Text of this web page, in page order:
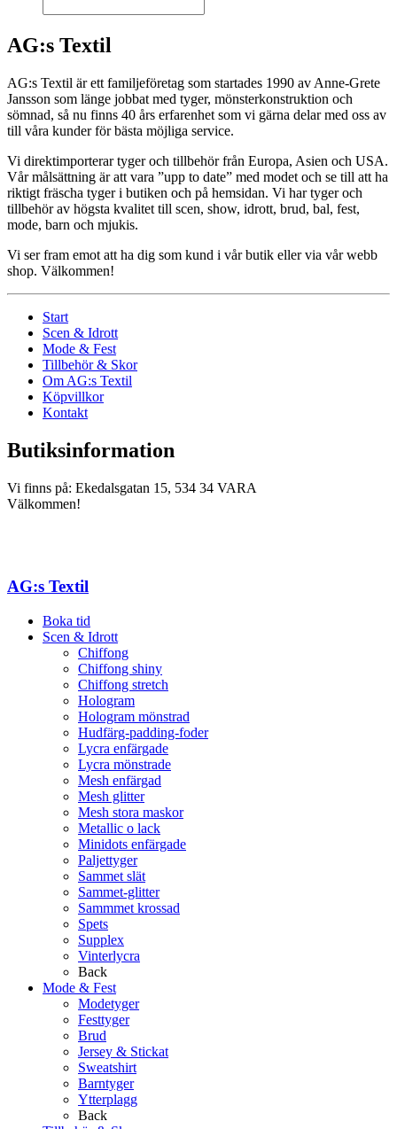
AG:s Textil
AG:s Textil är ett familjeföretag som startades 1990 av Anne-Grete
Jansson som länge jobbat med tyger, mönsterkonstruktion och
sömnad, så nu finns 40 års erfarenhet som vi gärna delar med oss av
till våra kunder för bästa möjliga service.
Vi direktimporterar tyger och tillbehör från Europa, Asien och USA.
Vår målsättning är att vara ”upp to date” med modet och se till att ha
riktigt fräscha tyger i butiken och på hemsidan. Vi har tyger och
tillbehör av högsta kvalitet till scen, show, idrott, brud, bal, fest,
mode, barn och mjukis.
Vi ser fram emot att ha dig som kund i vår butik eller via vår webb
shop. Välkommen!
Start
Scen & Idrott
Mode & Fest
Tillbehör & Skor
Om AG:s Textil
Köpvillkor
Kontakt
Butiksinformation
Vi finns på: Ekedalsgatan 15, 534 34 VARA
Välkommen!
AG:s Textil
Boka tid
Scen & Idrott
Chiffong
Chiffong shiny
Chiffong stretch
Hologram
Hologram mönstrad
Hudfärg-padding-foder
Lycra enfärgade
Lycra mönstrade
Mesh enfärgad
Mesh glitter
Mesh stora maskor
Metallic o lack
Minidots enfärgade
Paljettyger
Sammet slät
Sammet-glitter
Sammmet krossad
Spets
Supplex
Vinterlycra
Back
Mode & Fest
Modetyger
Festtyger
Brud
Jersey & Stickat
Sweatshirt
Barntyger
Ytterplagg
Back